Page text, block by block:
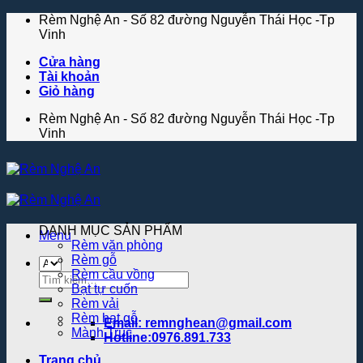
Skip
Rèm Nghệ An - Số 82 đường Nguyễn Thái Học -Tp
Vinh
Cửa hàng
Tài khoản
Giỏ hàng
Rèm Nghệ An - Số 82 đường Nguyễn Thái Học -Tp
Vinh
Menu
Tìm
kiếm:
Email: remnghean@gmail.com
Hotline:0976.891.733
DANH MỤC SẢN PHẨM
Rèm văn phòng
Rèm gỗ
Rèm cầu vồng
Bạt tự cuốn
Rèm vải
Rèm hạt gỗ
Mành Trúc
Trang chủ